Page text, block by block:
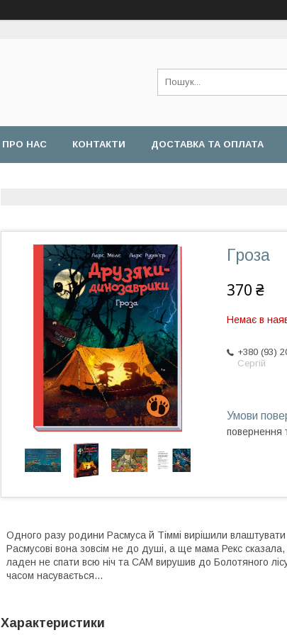
ПРО НАС КОНТАКТИ ДОСТАВКА ТА ОПЛАТА
Гроза
370 ₴
Немає в
+380 (93)
Сергій
повернення
Одного разу родини Расмуса й Тіммі вирішили
Расмусові вона зовсім не до душі, а ще мама Рекс сказала,
ладен не спати всю ніч та САМ вирушив до Болотяного
часом насувається…
Характеристики